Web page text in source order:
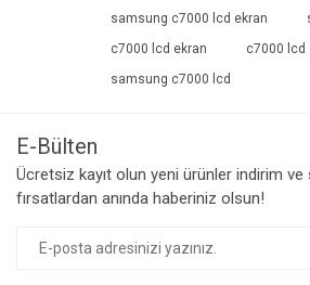
samsung c7000 lcd ekran
c7000 lcd ekran
c7000 lcd
samsung c7000 lcd
E-Bülten
Ücretsiz kayıt olun yeni ürünler indirim
fırsatlardan anında haberiniz olsun!